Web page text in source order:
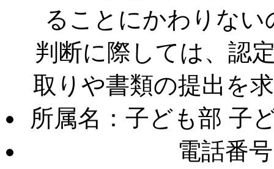
ることにかわりな
判断に際しては、認
取りや書類の提出を
所属名：子ども部 子
電話番